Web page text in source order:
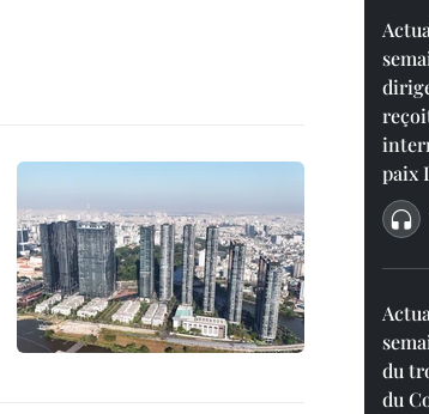
paix
du
du